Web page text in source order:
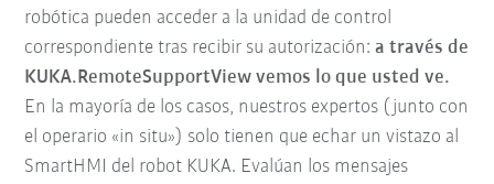
robótica pueden acceder a la unidad de control
correspondiente tras recibir su autorización:a través de
KUKA.RemoteSupportView vemos lo que usted ve.
En la mayoría de los casos, nuestros expertos (junto con
el operario «in situ») solo tienen que echar un vistazo al
SmartHMI del robot KUKA. Evalúan los mensajes